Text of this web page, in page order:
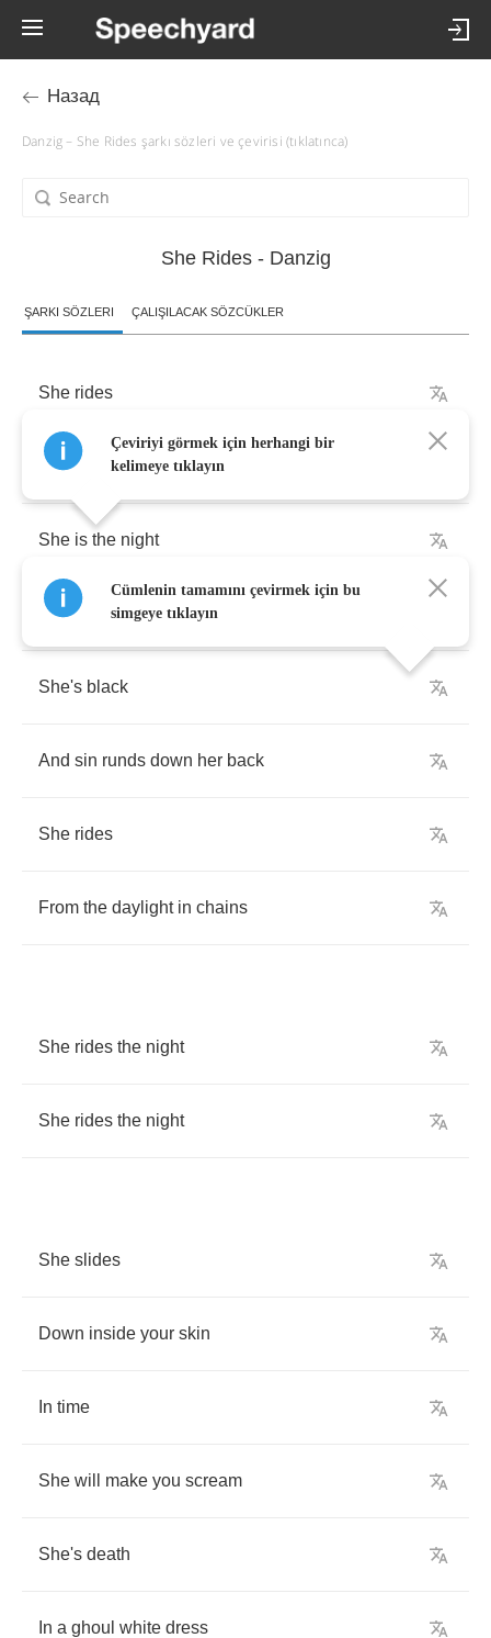
Назад
Danzig – She Rides şarkı sözleri ve çevirisi (tıklatınca)
She Rides - Danzig
ŞARKI SÖZLERI ÇALIŞILACAK SÖZCÜKLER
She rides
Let loose upon the world
She is the night
And my loneliness in bondage
She's black
And sin runds down her back
She rides
From the daylight in chains
She rides the night
She rides the night
She slides
Down inside your skin
In time
She will make you scream
She's death
In a ghoul white dress
Çeviriyi görmek için herhangi bir
kelimeye tıklayın
Cümlenin tamamını çevirmek için bu
simgeye tıklayın